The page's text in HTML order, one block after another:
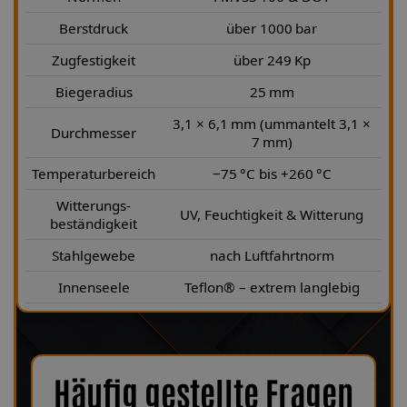
Berstdruck
über 1000 bar
Zugfestigkeit
über 249 Kp
Biegeradius
25 mm
Durchmesser
3,1 × 6,1 mm (ummantelt 3,1 ×
7 mm)
Temperaturbereich
−75 °C bis +260 °C
Witterungs-
beständigkeit
UV, Feuchtigkeit & Witterung
Stahlgewebe
nach Luftfahrtnorm
Innenseele
Teflon® – extrem langlebig
Häufig gestellte Fragen